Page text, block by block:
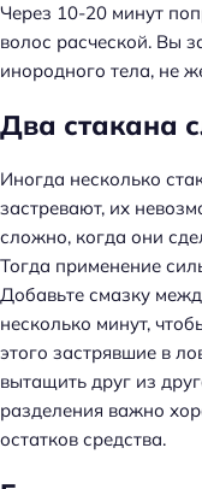
Через 10-20 минут
волос расческой. Вы
инородного тела, не
Два стакана
Иногда несколько
застревают, их
сложно, когда они
Тогда применение
Добавьте смазку
несколько минут,
этого застрявшие в
вытащить друг из
разделения важно
остатков средства.